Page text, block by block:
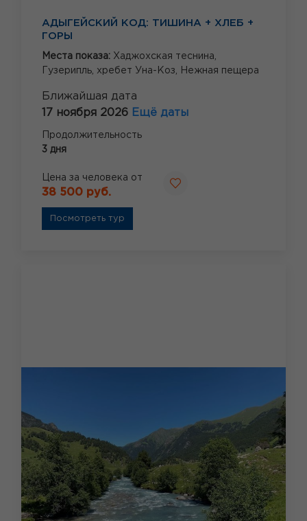
АДЫГЕЙСКИЙ КОД: ТИШИНА + ХЛЕБ +
ГОРЫ
Места показа: Хаджохская теснина,
Гузерипль, хребет Уна-Коз, Нежная пещера
Ближайшая дата
17 ноября 2026 Ещё даты
Продолжительность
3 дня
Цена за человека от
38 500 руб.
Посмотреть тур